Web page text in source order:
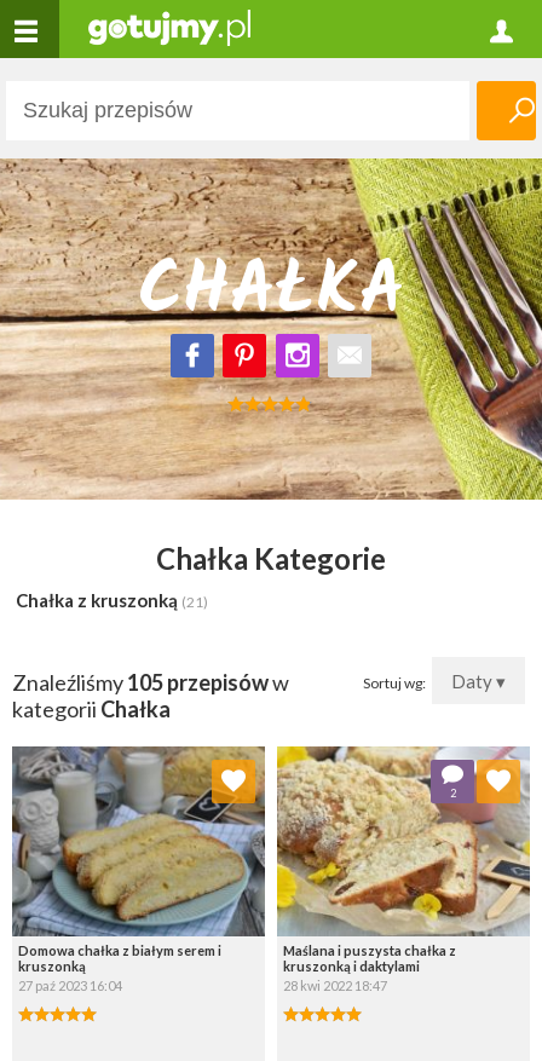
CHAŁKA
Chałka Kategorie
Chałka z kruszonką (21)
Sortuj wg: Daty ▾
Znaleźliśmy105 przepisóww
kategorii Chałka
Domowa chałka z białym serem i
kruszonką
27 paź 2023 16:04
Dodaj do ulubionych
Wybierz listę:
Maślana i puszysta chałka z
kruszonką i daktylami
28 kwi 2022 18:47
2
Dodaj do ulubionych
Wybierz listę: